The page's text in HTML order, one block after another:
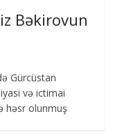
Bəkirovun
Gürcüstan
və ictimai
həsr olunmuş